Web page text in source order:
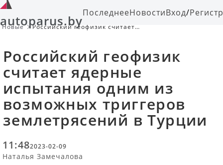
autoparus.byПоследнееНовостиВход/
Новые
Российский геофизик считает
землетрясений в Турции
Российский геофизик
считает ядерные
испытания одним из
возможных триггеров
землетрясений в Турции
11:482023-02-09
Наталья Замечалова